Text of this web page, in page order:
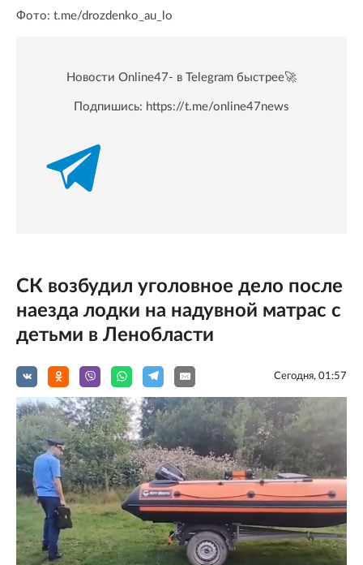
Фото: t.me/drozdenko_au_lo
Новости Online47- в Telegram быстрее🚀
Подпишись: https://t.me/online47news
СК возбудил уголовное дело после
наезда лодки на надувной матрас с
детьми в Ленобласти
Сегодня, 01:57